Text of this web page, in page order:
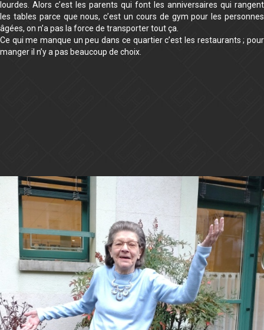
lourdes. Alors c’est les parents qui font les anniversaires qui rangent
les tables parce que nous, c’est un cours de gym pour les personnes
âgées, on n’a pas la force de transporter tout ça.
Ce qui me manque un peu dans ce quartier c’est les restaurants ; pour
manger il n’y a pas beaucoup de choix.